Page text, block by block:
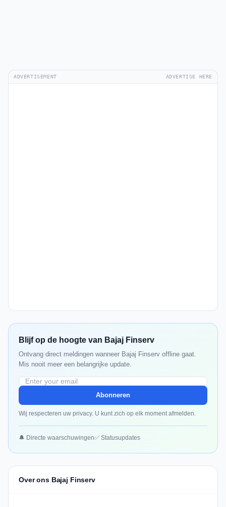
ADVERTISEMENT ADVERTISE HERE
Blijf op de hoogte van Bajaj Finserv
Ontvang direct meldingen wanneer Bajaj Finserv offline gaat.
Mis nooit meer een belangrijke update.
Abonneren
Wij respecteren uw privacy. U kunt zich op elk moment afmelden.
🔔 Directe waarschuwingen✅ Statusupdates
Over ons Bajaj Finserv